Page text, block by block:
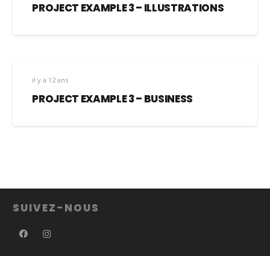
PROJECT EXAMPLE 3 – ILLUSTRATIONS
il y a 12 ans
PROJECT EXAMPLE 3 – BUSINESS
SUIVEZ-NOUS